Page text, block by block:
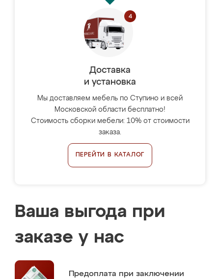
Доставка
и установка
Мы доставляем мебель по Ступино и всей
Московской области бесплатно!
Стоимость сборки мебели: 10% от стоимости
заказа.
ПЕРЕЙТИ В КАТАЛОГ
Ваша выгода при
заказе у нас
Предоплата при заключении